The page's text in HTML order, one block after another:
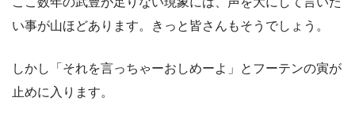
い事が山ほどあります。きっと皆さんもそうでしょう。
しかし「それを言っちゃーおしめーよ」とフーテンの寅が
止めに入ります。